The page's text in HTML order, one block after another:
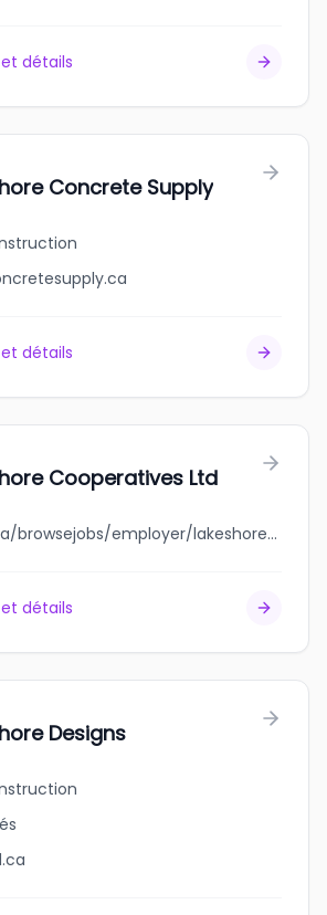
détails
Concrete Supply
détails
Cooperatives Ltd
jobbank.gc.ca/browsejobs/employer/lakeshore+cooperatives+ltd/ca
détails
Designs